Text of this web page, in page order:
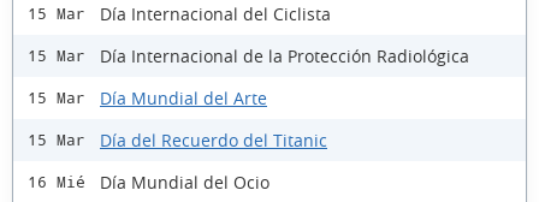
15 Mar Día Internacional del Ciclista
15 Mar Día Internacional de la Protección Radiológica
15 Mar Día Mundial del Arte
15 Mar Día del Recuerdo del Titanic
16 Mié Día Mundial del Ocio